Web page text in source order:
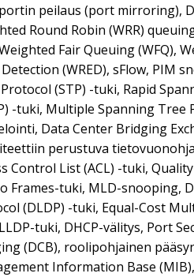
peilaus (port mirroring),
Round Robin (WRR)
Fair Queuing (WFQ),
(WRED), sFlow, PIM
(STP) -tuki, Rapid
-tuki, Multiple Spanning Tree
Data Center Bridging
perustuva
Control List (ACL) -tuki,
Frames-tuki, MLD-snooping,
(DLDP) -tuki, Equal-Cost
tuki, DHCP-välitys, Port
(DCB), roolipohjainen
Information Base